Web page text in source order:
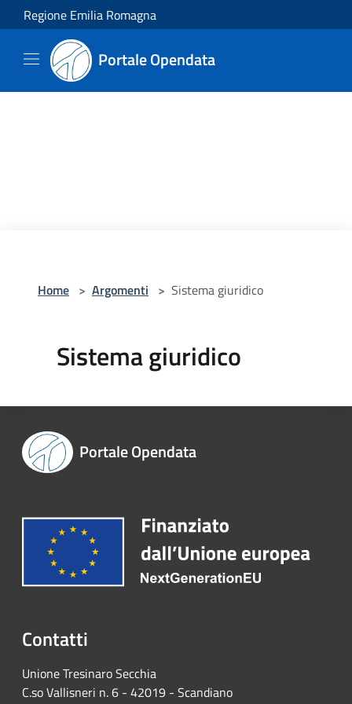
Salta al contenuto principale
Regione Emilia Romagna
Portale Opendata
Home > Argomenti > Sistema giuridico
Sistema giuridico
Portale Opendata
Contatti
Unione Tresinaro Secchia
C.so Vallisneri n. 6 - 42019 - Scandiano